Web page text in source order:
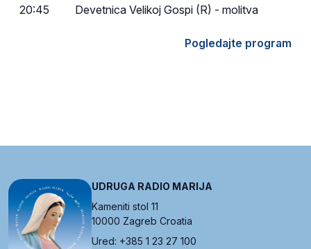
20:45 Devetnica Velikoj Gospi (R) - molitva
Pogledajte program
UDRUGA RADIO MARIJA
Kameniti stol 11
10000 Zagreb Croatia
Ured: +385 1 23 27 100